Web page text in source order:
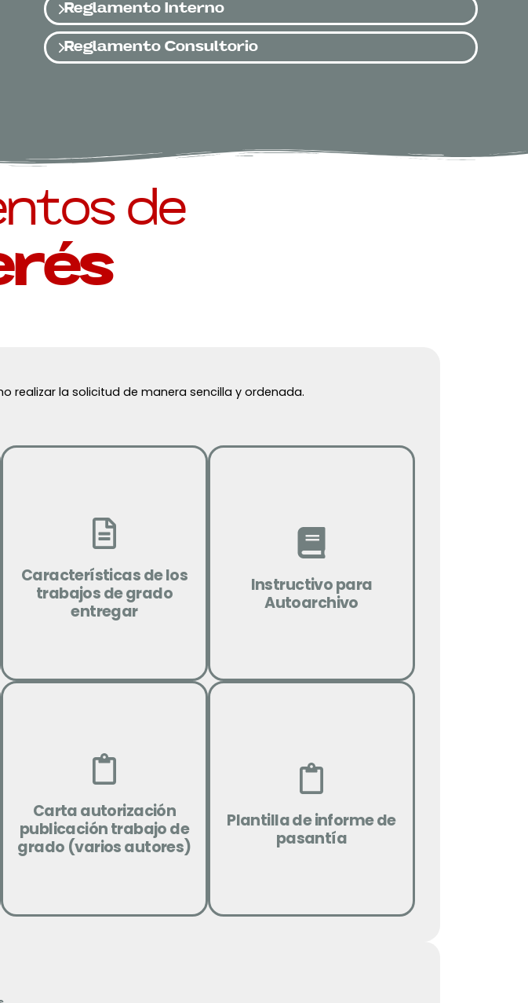
Reglamento Interno
Reglamento Consultorio
de
realizar la solicitud de manera sencilla y ordenada.
Características de los
trabajos de grado
entregar
Instructivo para
Autoarchivo
Carta autorización
publicación trabajo de
grado (varios autores)
Plantilla de informe de
pasantía